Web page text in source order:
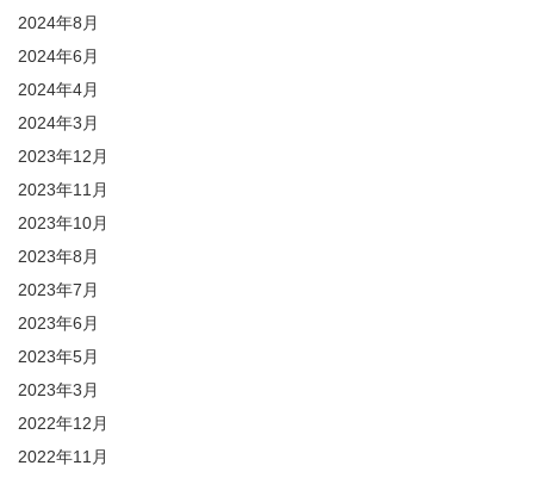
2024年8月
2024年6月
2024年4月
2024年3月
2023年12月
2023年11月
2023年10月
2023年8月
2023年7月
2023年6月
2023年5月
2023年3月
2022年12月
2022年11月